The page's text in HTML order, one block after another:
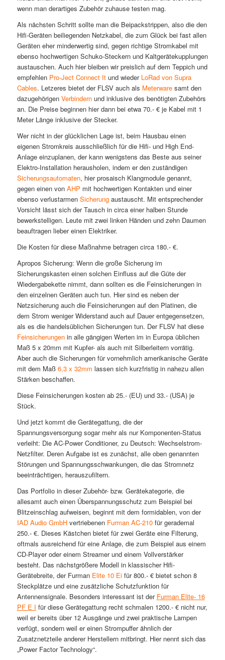
wenn man derartiges Zubehör zuhause testen mag.
Als nächsten Schritt sollte man die Beipackstrippen, also die den
Hifi-Geräten beiliegenden Netzkabel, die zum Glück bei fast allen
Geräten eher minderwertig sind, gegen richtige Stromkabel mit
ebenso hochwertigen Schuko-Steckern und Kaltgerätekupplungen
austauschen. Auch hier bleiben wir preislich auf dem Teppich und
empfehlen Pro-Ject Connect Itund wieder LoRad von Supra
Cables. Letzeres bietet der FLSV auch als Meterwaresamt den
dazugehörigen Verbindernund inklusive des benötigten Zubehörs
an. Die Preise beginnen hier dann bei etwa 70.- € je Kabel mit 1
Meter Länge inklusive der Stecker.
Wer nicht in der glücklichen Lage ist, beim Hausbau einen
eigenen Stromkreis ausschließlich für die Hifi- und High End-
Anlage einzuplanen, der kann wenigstens das Beste aus seiner
Elektro-Installation herausholen, indem er den zuständigen
Sicherungsautomaten, hier prosaisch Klangmodule genannt,
gegen einen von AHP mit hochwertigen Kontakten und einer
ebenso verlustarmen Sicherungaustauscht. Mit entsprechender
Vorsicht lässt sich der Tausch in circa einer halben Stunde
bewerkstelligen. Leute mit zwei linken Händen und zehn Daumen
beauftragen lieber einen Elektriker.
Die Kosten für diese Maßnahme betragen circa 180.- €.
Apropos Sicherung: Wenn die große Sicherung im
Sicherungskasten einen solchen Einfluss auf die Güte der
Wiedergabekette nimmt, dann sollten es die Feinsicherungen in
den einzelnen Geräten auch tun. Hier sind es neben der
Netzsicherung auch die Feinsicherungen auf den Platinen, die
dem Strom weniger Widerstand auch auf Dauer entgegensetzen,
als es die handelsüblichen Sicherungen tun. Der FLSV hat diese
Feinsicherungenin alle gängigen Werten im in Europa üblichen
Maß 5 x 20mm mit Kupfer- als auch mit Silberleitern vorrätig.
Aber auch die Sicherungen für vornehmlich amerikanische Geräte
mit dem Maß 6,3 x 32mm lassen sich kurzfristig in nahezu allen
Stärken beschaffen.
Diese Feinsicherungen kosten ab 25.- (EU) und 33.- (USA) je
Stück.
Und jetzt kommt die Gerätegattung, die der
Spannungsversorgung sogar mehr als nur Komponenten-Status
verleiht: Die AC-Power Conditioner, zu Deutsch: Wechselstrom-
Netzfilter. Deren Aufgabe ist es zunächst, alle oben genannten
Störungen und Spannungsschwankungen, die das Stromnetz
beeinträchtigen, herauszufiltern.
Das Portfolio in dieser Zubehör- bzw. Gerätekategorie, die
allesamt auch einen Überspannungsschutz zum Beispiel bei
Blitzeinschlag aufweisen, beginnt mit dem formidablen, von der
IAD Audio GmbHvertriebenen Furman AC-210für gerademal
250.- €. Dieses Kästchen bietet für zwei Geräte eine Filterung,
oftmals ausreichend für eine Anlage, die zum Beispiel aus einem
CD-Player oder einem Streamer und einem Vollverstärker
besteht. Das nächstgrößere Modell in klassischer Hifi-
Gerätebreite, der Furman Elite 10 Eifür 800.- € bietet schon 8
Steckplätze und eine zusätzliche Schutzfunktion für
Antennensignale. Besonders interessant ist der Furman Elite- 16
PF E I für diese Gerätegattung recht schmalen 1200.- € nicht nur,
weil er bereits über 12 Ausgänge und zwei praktische Lampen
verfügt, sondern weil er einen Strompuffer ähnlich der
Zusatznetzteile anderer Herstellern mitbringt. Hier nennt sich das
„Power Factor Technology“.